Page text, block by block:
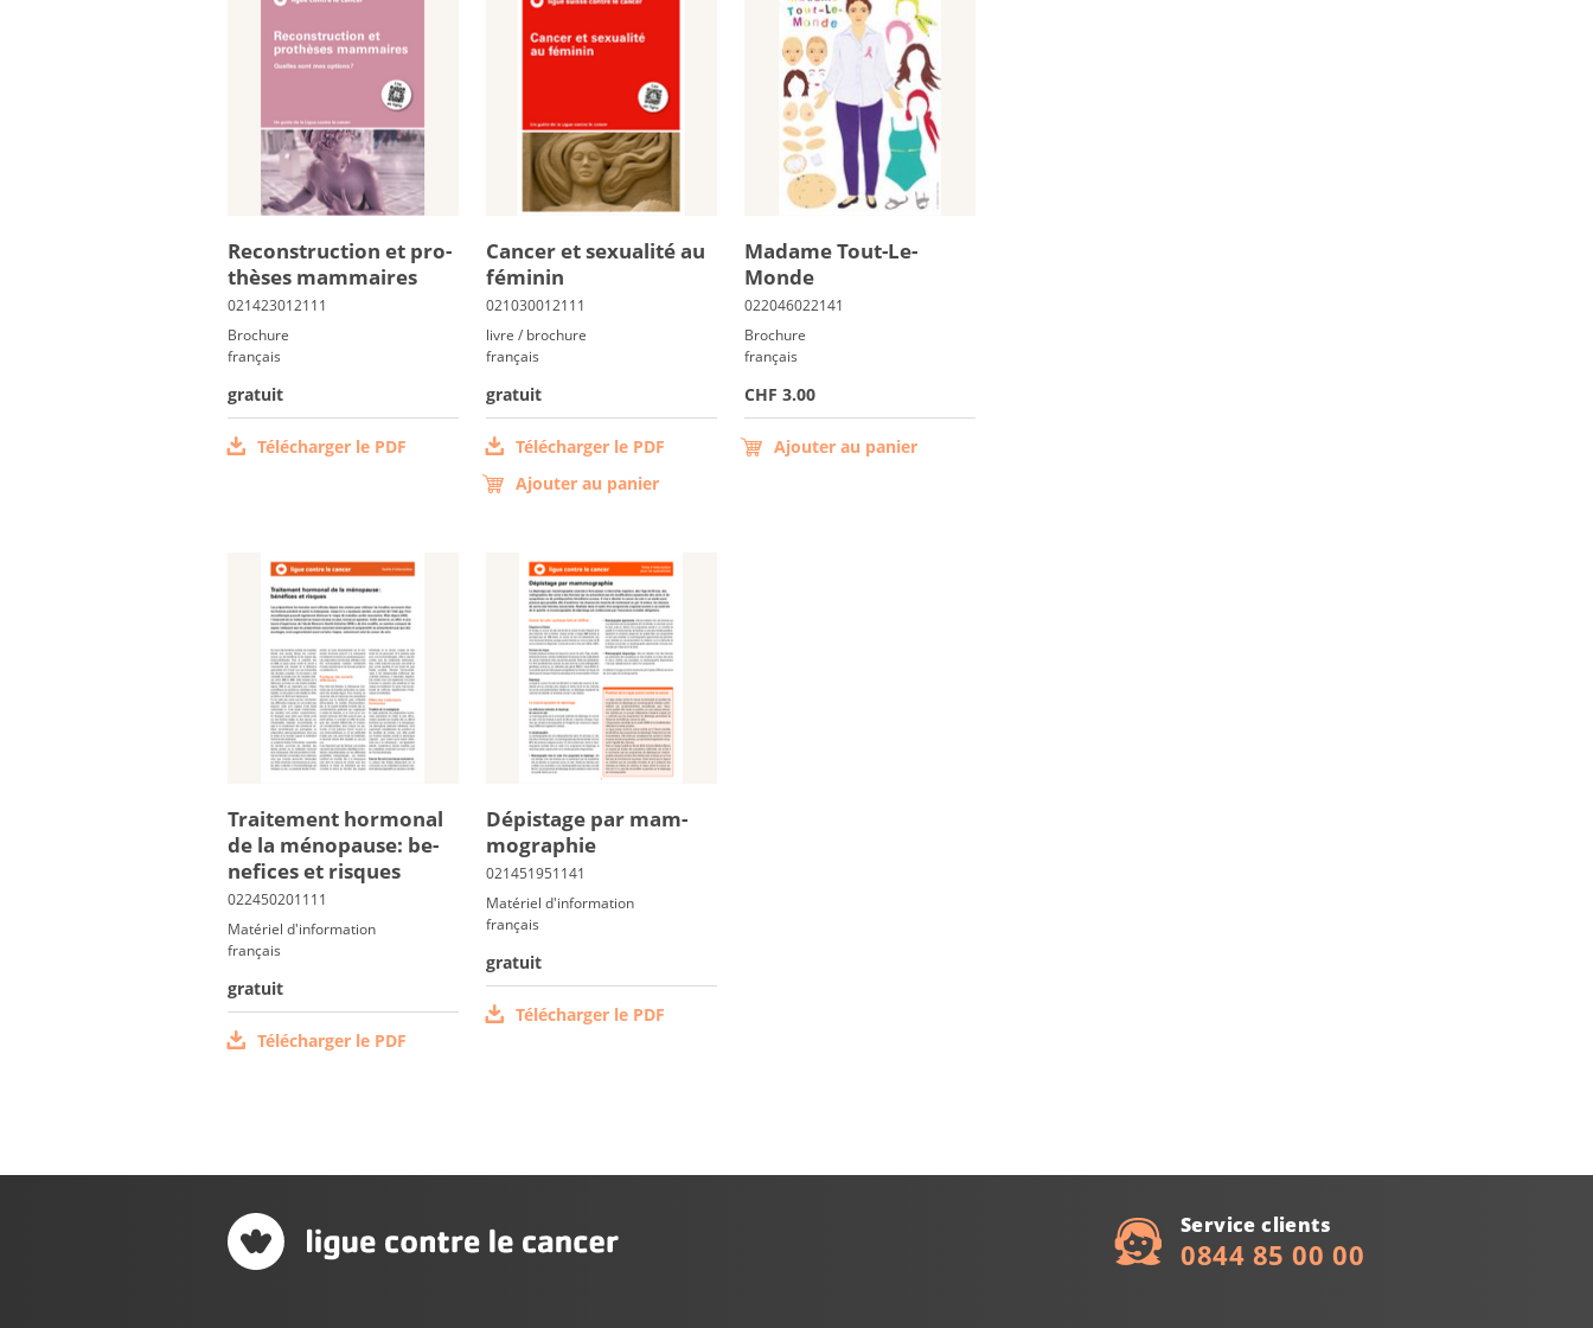
Re­cons­truc­tion et pro­
thèses mam­maires
Brochure
français
gratuit
Télécharger le PDF
Can­cer et sexua­lité au
fé­mi­nin
livre / brochure
français
gratuit
Télécharger le PDF
Ajouter au panier
Ma­dame Tout-Le-
Monde
Brochure
français
CHF 3.00
Ajouter au panier
Trai­te­ment hor­mo­nal
de la mé­no­pause: be­
ne­fices et risques
Matériel d'information
français
gratuit
Télécharger le PDF
Dé­pis­tage par mam­
mo­gra­phie
Matériel d'information
français
gratuit
Télécharger le PDF
Service clients
0844 85 00 00